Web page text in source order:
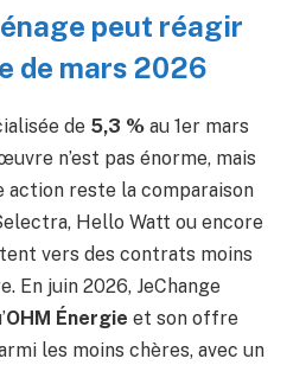
peut réagir
de mars 2026
de 5,3 % au 1er mars
n’est pas énorme, mais
action reste la comparaison
Hello Watt ou encore
vers des contrats moins
En juin 2026, JeChange
OHM Énergie et son offre
les moins chères, avec un